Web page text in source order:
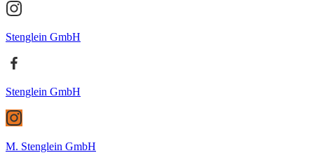
Stenglein GmbH
Stenglein GmbH
M. Stenglein GmbH